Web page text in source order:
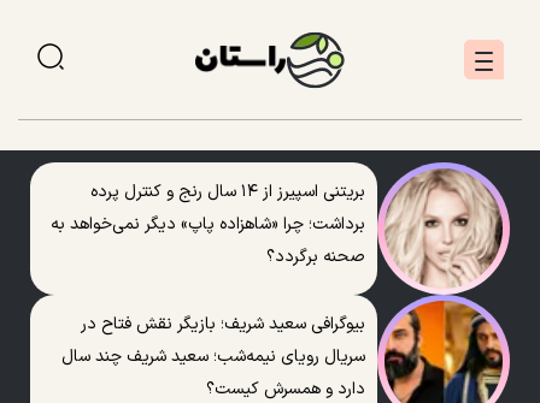
بریتنی اسپیرز از ۱۴ سال رنج و کنترل پرده
برداشت؛ چرا «شاهزاده پاپ» دیگر نمی‌خواهد به
صحنه برگردد؟
بیوگرافی سعید شریف؛ بازیگر نقش فتاح در
سریال رویای نیمه‌شب؛ سعید شریف چند سال
دارد و همسرش کیست؟